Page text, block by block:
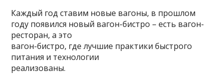
Каждый год ставим новые вагоны, в прошлом
году появился новый вагон-бистро – есть вагон-
ресторан, а это
вагон-бистро, где лучшие практики быстрого
питания и технологии
реализованы.